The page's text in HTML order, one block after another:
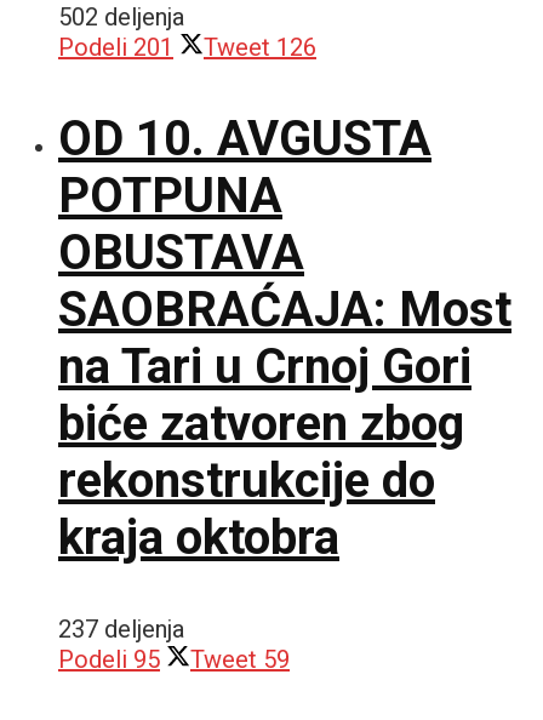
502 deljenja
Podeli 201 Tweet 126
OD 10. AVGUSTA
POTPUNA
OBUSTAVA
SAOBRAĆAJA: Most
na Tari u Crnoj Gori
biće zatvoren zbog
rekonstrukcije do
kraja oktobra
237 deljenja
Podeli 95 Tweet 59